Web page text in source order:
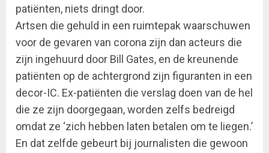
patiënten, niets dringt door.
Artsen die gehuld in een ruimtepak waarschuwen
voor de gevaren van corona zijn dan acteurs die
zijn ingehuurd door Bill Gates, en de kreunende
patiënten op de achtergrond zijn figuranten in een
decor-IC. Ex-patiënten die verslag doen van de hel
die ze zijn doorgegaan, worden zelfs bedreigd
omdat ze ‘zich hebben laten betalen om te liegen.’
En dat zelfde gebeurt bij journalisten die gewoon